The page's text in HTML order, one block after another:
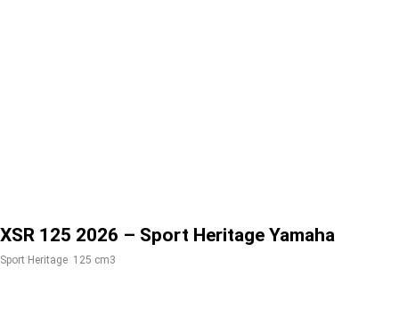
XSR 125 2026 – Sport Heritage Yamaha
Sport Heritage 125 cm3